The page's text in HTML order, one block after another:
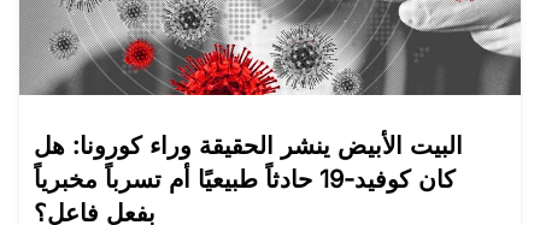
البيت الأبيض ينشر الحقيقة وراء كورونا: هل
كان كوفيد-19 حادثاً طبيعيًا أم تسرباً مخبرياً
بفعل فاعل؟